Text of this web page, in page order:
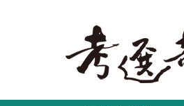
要
容